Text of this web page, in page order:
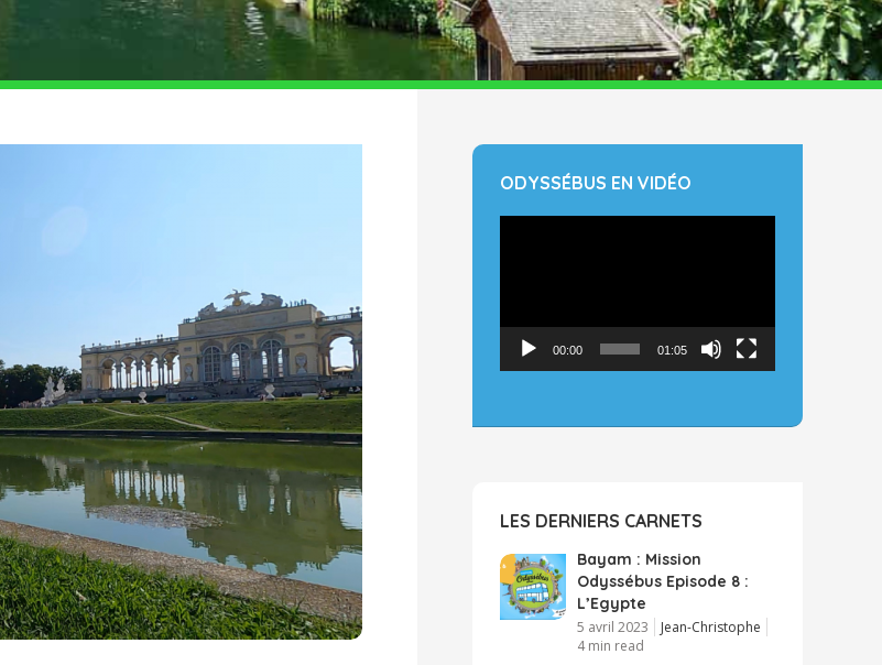
ODYSSÉBUS EN VIDÉO
00:00 01:05
LES DERNIERS CARNETS
Bayam : Mission
Odyssébus Episode 8 :
L’Egypte
5 avril 2023
Jean-Christophe
4 min read